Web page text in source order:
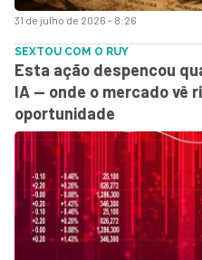
31 de julho de 2026 - 8:26
SEXTOU COM O RUY
Esta ação despencou
IA — onde o mercado vê
oportunidade